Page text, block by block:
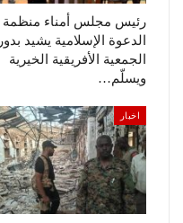
رئيس مجلس أمناء منظمة
الدعوة الإسلامية يشيد بدور
الجمعية الأفريقية الخيرية
ويسلّم…
اخبار